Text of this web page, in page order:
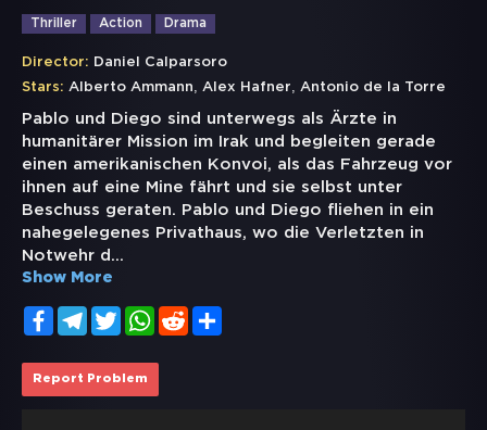
Thriller Action Drama
Director: Daniel Calparsoro
Stars: Alberto Ammann, Alex Hafner, Antonio de la Torre
Pablo und Diego sind unterwegs als Ärzte in
humanitärer Mission im Irak und begleiten gerade
einen amerikanischen Konvoi, als das Fahrzeug vor
ihnen auf eine Mine fährt und sie selbst unter
Beschuss geraten. Pablo und Diego fliehen in ein
nahegelegenes Privathaus, wo die Verletzten in
Notwehr d ...
Show More
FacebookTelegramTwitterWhatsApp
Reddit
Report Problem